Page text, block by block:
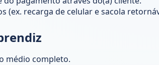
(ex. recarga de celular e sacola
médio completo.